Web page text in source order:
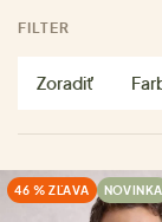
FILTER
Zoradiť
46 % ZĽAVA NOVINKA